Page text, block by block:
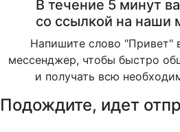
В течение 5 минут
со ссылкой на наши
Напишите слово "Привет"
мессенджер, чтобы быстро
и получать всю
Подождите, идет